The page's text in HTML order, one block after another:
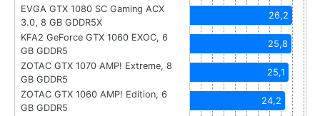
EVGA GTX 1080 SC Gaming ACX
3.0, 8 GB GDDR5X
26,2
KFA2 GeForce GTX 1060 EXOC, 6
GB GDDR5
25,8
ZOTAC GTX 1070 AMP! Extreme, 8
GB GDDR5
25,1
ZOTAC GTX 1060 AMP! Edition, 6
GB GDDR5
24,2